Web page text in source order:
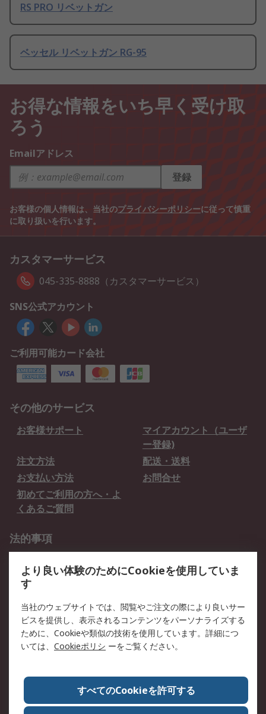
RS PRO リベットガン
ベッセル リベットガン RG-95
お得な情報をいち早く受け取
ろう
Emailアドレス
登録
お客様の個人情報は、当社のプライバシーポリシーに従って慎重
に取り扱いを行います。
カスタマーサービス
045-335-8888（カスタマーサービス）
SNS公式アカウント
ご利用可能カード会社
その他のサービス
お客様サポート
マイアカウント（ユーザ
ー登録)
注文方法
配送・送料
お支払い方法
お問合せ
初めてご利用の方へ・よ
くあるご質問
法的事項
クッキーポリシー
RSについて
会社概要
採用情報
プレスリリース＆お知ら
コーポレートサイト
全世界のRS
RSの歴史
ESGへの取り組み（英語）
認証について
より良い体験のためにCookieを使用していま
す
当社のウェブサイトでは、閲覧やご注文の際により良いサー
ビスを提供し、表示されるコンテンツをパーソナライズする
ために、Cookieや類似の技術を使用しています。詳細につ
いては、 Cookieポリシ ーをご覧ください。
すべてのCookieを許可する